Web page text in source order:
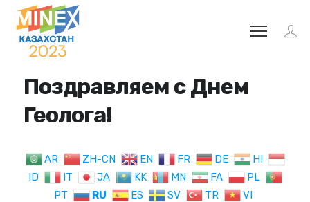
Поздравляем с Днем
Геолога!
AR ZH-CN EN FR DE
HI
ID
IT JA KK MN FA
PL
PT
RU ES SV TR VI